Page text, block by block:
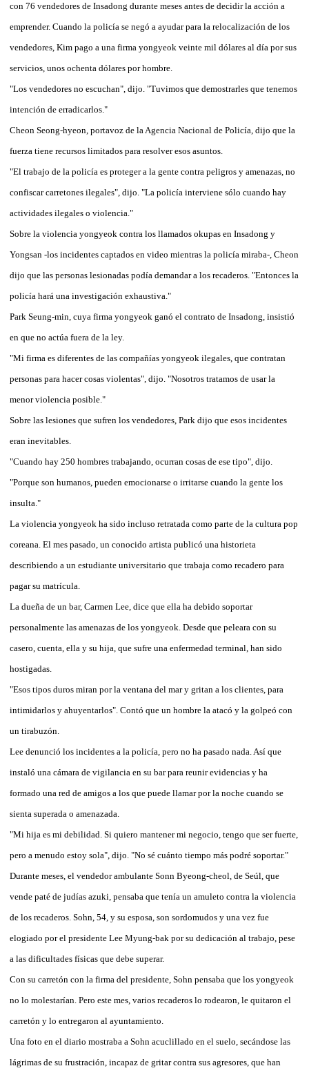
con 76 vendedores de Insadong durante meses antes de decidir la acción a
emprender. Cuando la policía se negó a ayudar para la relocalización de los
vendedores, Kim pago a una firma yongyeok veinte mil dólares al día por sus
servicios, unos ochenta dólares por hombre.
"Los vendedores no escuchan", dijo. "Tuvimos que demostrarles que tenemos
intención de erradicarlos."
Cheon Seong-hyeon, portavoz de la Agencia Nacional de Policía, dijo que la
fuerza tiene recursos limitados para resolver esos asuntos.
"El trabajo de la policía es proteger a la gente contra peligros y amenazas, no
confiscar carretones ilegales", dijo. "La policía interviene sólo cuando hay
actividades ilegales o violencia."
Sobre la violencia yongyeok contra los llamados okupas en Insadong y
Yongsan -los incidentes captados en video mientras la policía miraba-, Cheon
dijo que las personas lesionadas podía demandar a los recaderos. "Entonces la
policía hará una investigación exhaustiva."
Park Seung-min, cuya firma yongyeok ganó el contrato de Insadong, insistió
en que no actúa fuera de la ley.
"Mi firma es diferentes de las compañías yongyeok ilegales, que contratan
personas para hacer cosas violentas", dijo. "Nosotros tratamos de usar la
menor violencia posible."
Sobre las lesiones que sufren los vendedores, Park dijo que esos incidentes
eran inevitables.
"Cuando hay 250 hombres trabajando, ocurran cosas de ese tipo", dijo.
"Porque son humanos, pueden emocionarse o irritarse cuando la gente los
insulta."
La violencia yongyeok ha sido incluso retratada como parte de la cultura pop
coreana. El mes pasado, un conocido artista publicó una historieta
describiendo a un estudiante universitario que trabaja como recadero para
pagar su matrícula.
La dueña de un bar, Carmen Lee, dice que ella ha debido soportar
personalmente las amenazas de los yongyeok. Desde que peleara con su
casero, cuenta, ella y su hija, que sufre una enfermedad terminal, han sido
hostigadas.
"Esos tipos duros miran por la ventana del mar y gritan a los clientes, para
intimidarlos y ahuyentarlos". Contó que un hombre la atacó y la golpeó con
un tirabuzón.
Lee denunció los incidentes a la policía, pero no ha pasado nada. Así que
instaló una cámara de vigilancia en su bar para reunir evidencias y ha
formado una red de amigos a los que puede llamar por la noche cuando se
sienta superada o amenazada.
"Mi hija es mi debilidad. Si quiero mantener mi negocio, tengo que ser fuerte,
pero a menudo estoy sola", dijo. "No sé cuánto tiempo más podré soportar."
Durante meses, el vendedor ambulante Sonn Byeong-cheol, de Seúl, que
vende paté de judías azuki, pensaba que tenía un amuleto contra la violencia
de los recaderos. Sohn, 54, y su esposa, son sordomudos y una vez fue
elogiado por el presidente Lee Myung-bak por su dedicación al trabajo, pese
a las dificultades físicas que debe superar.
Con su carretón con la firma del presidente, Sohn pensaba que los yongyeok
no lo molestarían. Pero este mes, varios recaderos lo rodearon, le quitaron el
carretón y lo entregaron al ayuntamiento.
Una foto en el diario mostraba a Sohn acuclillado en el suelo, secándose las
lágrimas de su frustración, incapaz de gritar contra sus agresores, que han